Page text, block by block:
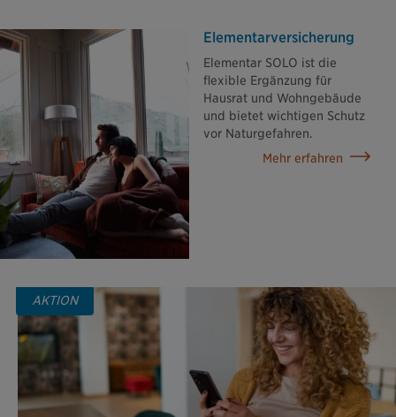
Elementar­versicherung
Elementar SOLO ist die
flexible Ergänzung für
Hausrat und Wohngebäude
und bietet wichtigen Schutz
vor Naturgefahren.
Mehr erfahren
AKTION